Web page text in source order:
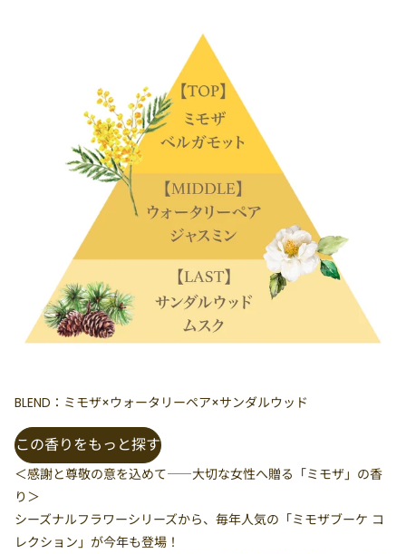
BLEND：ミモザ×ウォータリーペア×サンダルウッド
この香りをもっと探す
＜感謝と尊敬の意を込めて――大切な女性へ贈る「ミモザ」の香
り＞
シーズナルフラワーシリーズから、毎年人気の「ミモザブーケ コ
レクション」が今年も登場！